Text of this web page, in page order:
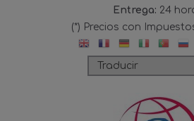
Entrega: 24
(*) Precios con